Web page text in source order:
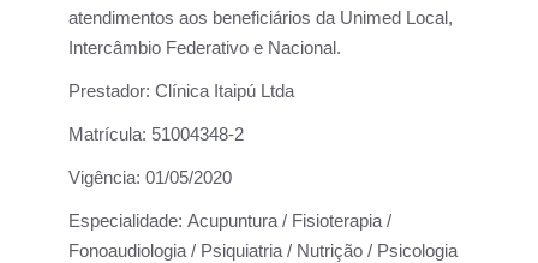
atendimentos aos beneficiários da Unimed Local,
Intercâmbio Federativo e Nacional.
Prestador: Clínica Itaipú Ltda
Matrícula: 51004348-2
Vigência: 01/05/2020
Especialidade: Acupuntura / Fisioterapia /
Fonoaudiologia / Psiquiatria / Nutrição / Psicologia